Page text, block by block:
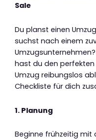
Sale
Du planst einen
suchst nach einem
hast du den
Umzug reibungslos
Checkliste für dich
1. Planung
Beginne frühzeitig mit